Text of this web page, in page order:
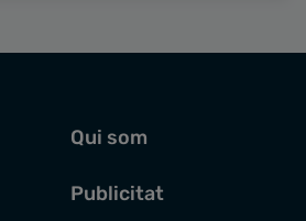
Qui som
Publicitat